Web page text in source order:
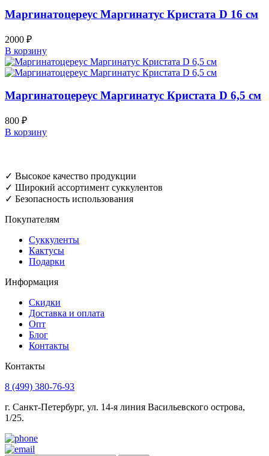
Маргинатоцереус Маргинатус Кристата D 16 см
2000 ₽
В корзину
Маргинатоцереус Маргинатус Кристата D 6,5 см
800 ₽
В корзину
✓ Высокое качество продукции
✓ Широкий ассортимент суккулентов
✓ Безопасность использования
Покупателям
Суккуленты
Кактусы
Подарки
Информация
Скидки
Доставка и оплата
Опт
Блог
Контакты
Контакты
8 (499) 380-76-93
г. Санкт-Петербург, ул. 14-я линия Васильевского острова,
1/25.